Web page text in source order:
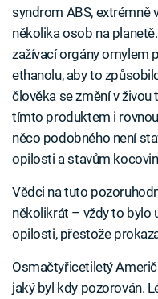
syndrom ABS, extrémně
několika osob na
zažívací orgány omylem
ethanolu, aby to
člověka se změní v živou
tímto produktem i
něco podobného není
opilosti a stavům
Vědci na tuto
několikrát – vždy to bylo
opilosti, přestože
Osmačtyřicetiletý
jaký byl kdy pozorován.